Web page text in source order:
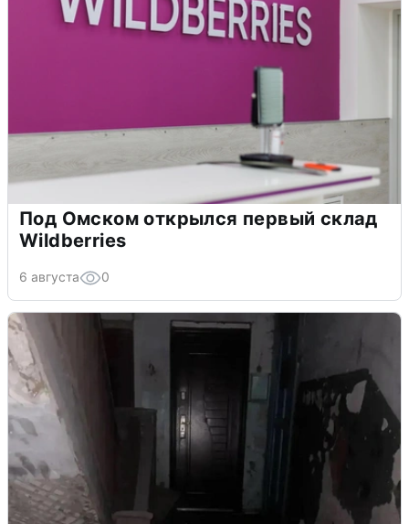
Под Омском открылся первый склад
Wildberries
6 августа 0